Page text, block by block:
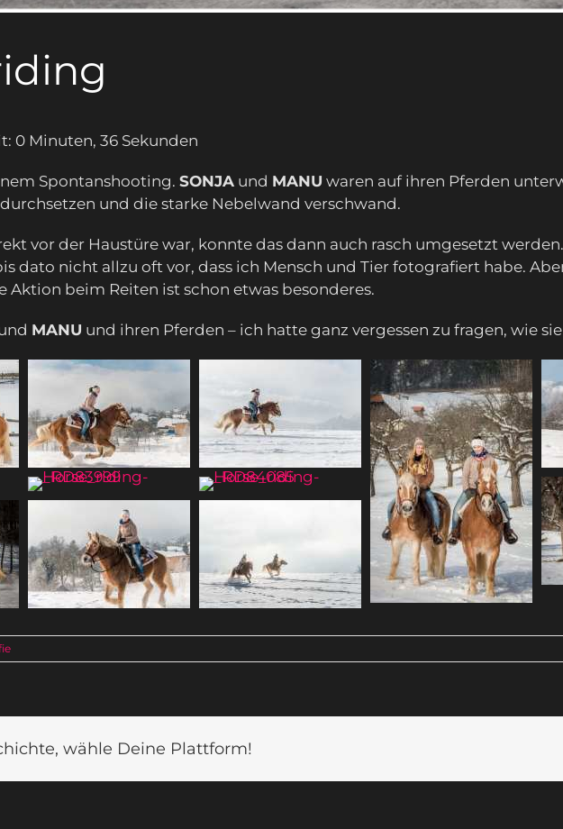
0 Minuten, 36 Sekunden
Spontanshooting. SONJA und MANU waren auf ihren Pferden
und die starke Nebelwand verschwand.
vor der Haustüre war, konnte das dann auch rasch umgesetzt
dato nicht allzu oft vor, dass ich Mensch und Tier fotografiert habe.
Aktion beim Reiten ist schon etwas besonderes.
MANU und ihren Pferden – ich hatte ganz vergessen zu fragen, wie
wähle Deine Plattform!